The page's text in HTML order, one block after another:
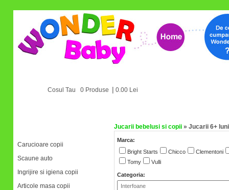
Cosul Tau 0 Produse | 0.00 Lei
Carucioare copii
Scaune auto
Ingrijire si igiena copii
Articole masa copii
Jucarii bebelusi si copii » Jucarii 6+ luni
Marca:
Bright Starts
Chicco
Clementoni
Tomy
Vulli
Categoria: